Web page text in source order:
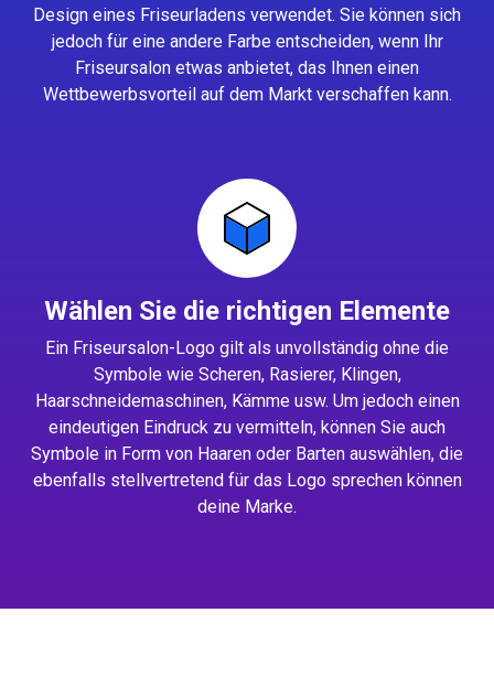
Design eines Friseurladens verwendet. Sie können sich
jedoch für eine andere Farbe entscheiden, wenn Ihr
Friseursalon etwas anbietet, das Ihnen einen
Wettbewerbsvorteil auf dem Markt verschaffen kann.
Wählen Sie die richtigen Elemente
Ein Friseursalon-Logo gilt als unvollständig ohne die
Symbole wie Scheren, Rasierer, Klingen,
Haarschneidemaschinen, Kämme usw. Um jedoch einen
eindeutigen Eindruck zu vermitteln, können Sie auch
Symbole in Form von Haaren oder Barten auswählen, die
ebenfalls stellvertretend für das Logo sprechen können
deine Marke.